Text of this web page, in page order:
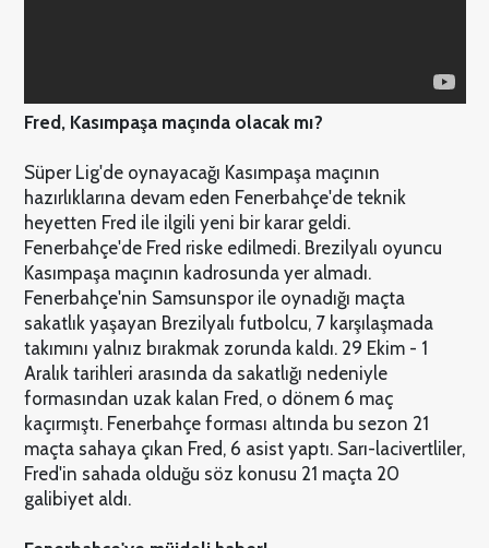
Fred, Kasımpaşa maçında olacak mı?
Süper Lig'de oynayacağı Kasımpaşa maçının
hazırlıklarına devam eden Fenerbahçe'de teknik
heyetten Fred ile ilgili yeni bir karar geldi.
Fenerbahçe'de Fred riske edilmedi. Brezilyalı oyuncu
Kasımpaşa maçının kadrosunda yer almadı.
Fenerbahçe'nin Samsunspor ile oynadığı maçta
sakatlık yaşayan Brezilyalı futbolcu, 7 karşılaşmada
takımını yalnız bırakmak zorunda kaldı. 29 Ekim - 1
Aralık tarihleri arasında da sakatlığı nedeniyle
formasından uzak kalan Fred, o dönem 6 maç
kaçırmıştı. Fenerbahçe forması altında bu sezon 21
maçta sahaya çıkan Fred, 6 asist yaptı. Sarı-lacivertliler,
Fred'in sahada olduğu söz konusu 21 maçta 20
galibiyet aldı.